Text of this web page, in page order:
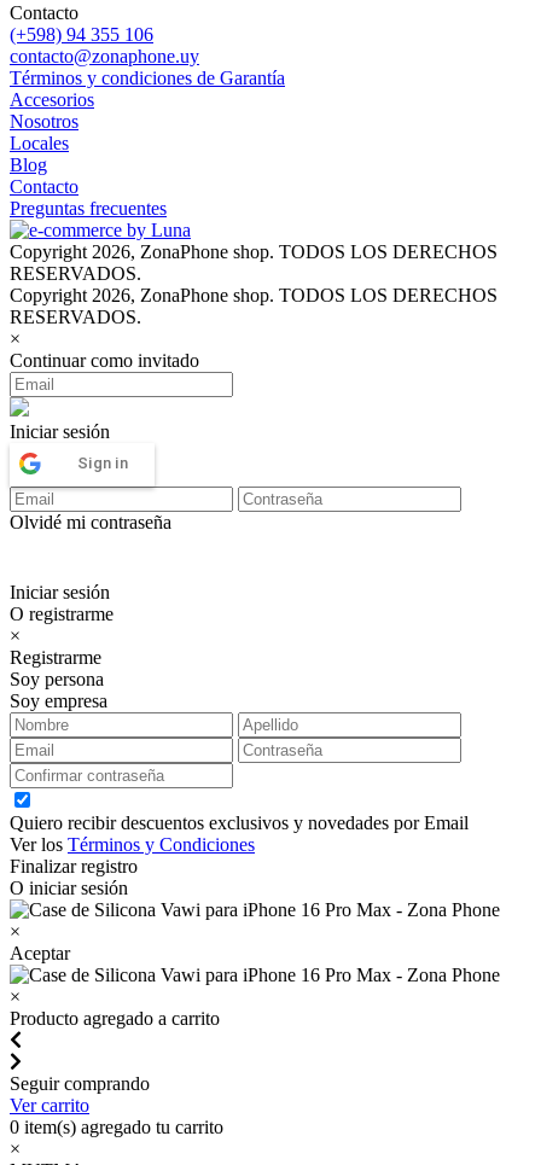
Contacto
(+598) 94 355 106
contacto@zonaphone.uy
Términos y condiciones de Garantía
Accesorios
Nosotros
Locales
Blog
Contacto
Preguntas frecuentes
Copyright 2026, ZonaPhone shop. TODOS LOS DERECHOS
RESERVADOS.
Copyright 2026, ZonaPhone shop. TODOS LOS DERECHOS
RESERVADOS.
×
Continuar como invitado
Iniciar sesión
Sign in
Olvidé mi contraseña
Iniciar sesión
O registrarme
×
Registrarme
Soy persona
Soy empresa
Quiero recibir descuentos exclusivos y novedades por Email
Ver los Términos y Condiciones
Finalizar registro
O iniciar sesión
×
Aceptar
×
Producto agregado a carrito
Seguir comprando
Ver carrito
0 item(s) agregado tu carrito
×